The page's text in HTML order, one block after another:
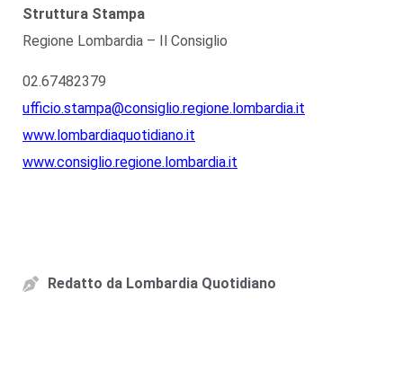
Struttura Stampa
Regione Lombardia – Il Consiglio
02.67482379
ufficio.stampa@consiglio.regione.lombardia.it
www.lombardiaquotidiano.it
www.consiglio.regione.lombardia.it
Redatto da Lombardia Quotidiano